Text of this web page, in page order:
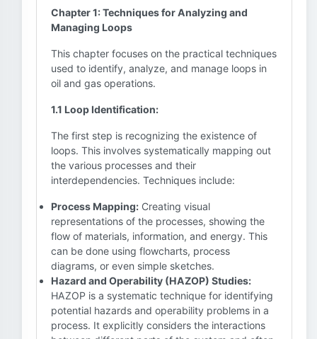
Chapter 1: Techniques for Analyzing and
Managing Loops
This chapter focuses on the practical techniques
used to identify, analyze, and manage loops in
oil and gas operations.
1.1 Loop Identification:
The first step is recognizing the existence of
loops. This involves systematically mapping out
the various processes and their
interdependencies. Techniques include:
Process Mapping: Creating visual
representations of the processes, showing the
flow of materials, information, and energy. This
can be done using flowcharts, process
diagrams, or even simple sketches.
Hazard and Operability (HAZOP) Studies:
HAZOP is a systematic technique for identifying
potential hazards and operability problems in a
process. It explicitly considers the interactions